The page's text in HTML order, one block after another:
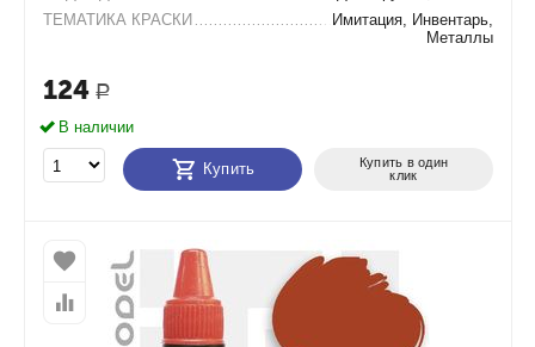
ТЕМАТИКА КРАСКИ
Имитация, Инвентарь,
Металлы
124 Р
В наличии
Купить
Купить в один
клик